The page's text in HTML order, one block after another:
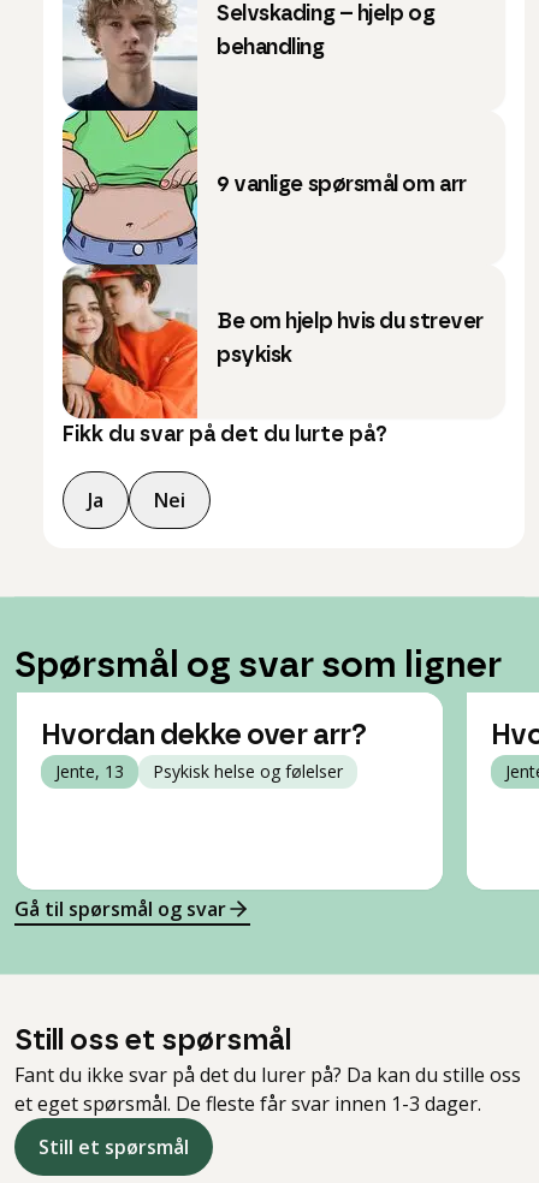
Selvskading – hjelp og
behandling
9 vanlige spørsmål om arr
Be om hjelp hvis du strever
psykisk
Fikk du svar på det du lurte på?
Ja Nei
Spørsmål og svar som ligner
Hvordan dekke over arr?
Jente, 13 Psykisk helse og følelser
Gå til spørsmål og svar
Still oss et spørsmål
Fant du ikke svar på det du lurer på? Da kan du stille oss
et eget spørsmål. De fleste får svar innen 1-3 dager.
Still et spørsmål